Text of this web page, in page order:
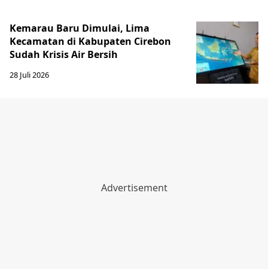
Kemarau Baru Dimulai, Lima
Kecamatan di Kabupaten Cirebon
Sudah Krisis Air Bersih
28 Juli 2026